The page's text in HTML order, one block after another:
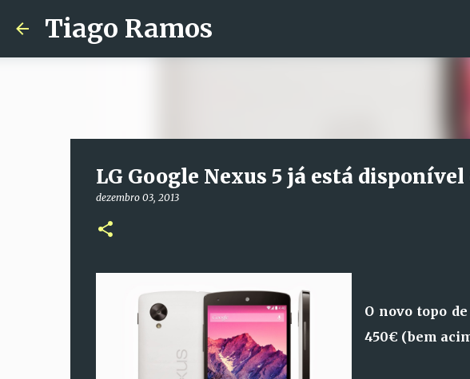
Tiago Ramos
LG Google Nexus 5 já está
dezembro 03, 2013
O novo topo
450€ (bem